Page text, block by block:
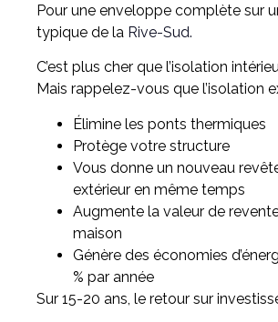
Pour une enveloppe complète sur
typique de la Rive-Sud.
C’est plus cher que l’isolation
Mais rappelez-vous que l’isolation
Élimine les ponts thermiques
Protège votre structure
Vous donne un nouveau
extérieur en même temps
Augmente la valeur de
maison
Génère des économies
% par année
Sur 15-20 ans, le retour sur